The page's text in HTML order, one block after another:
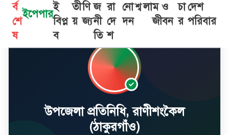
র্ব
শে
ষ
ইপেপার
ই
বিপ্ল
ব
তী
য়
ণি
জ্য
জ
নী
তি
রা
দে
শ
নো
দন
শ্বলাম ও
জীবন
চা
র
দেশ
পরিবার
উপজেলা প্রতিনিধি, রাণীশংকৈল
(ঠাকুরগাঁও)